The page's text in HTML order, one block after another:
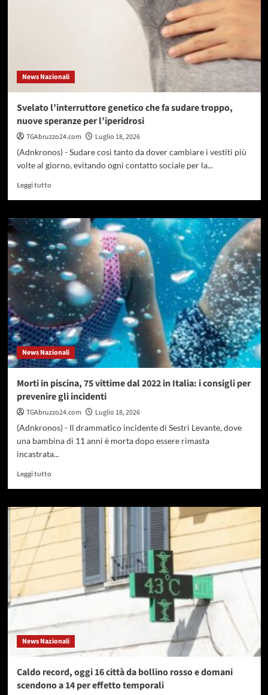
News Nazionali
Svelato l’interruttore genetico che fa sudare troppo,
nuove speranze per l’iperidrosi
TGAbruzzo24.com
Luglio 18, 2026
(Adnkronos) - Sudare così tanto da dover cambiare i vestiti più
volte al giorno, evitando ogni contatto sociale per la...
Leggi tuttoLeggi
su
Svelato
l’interruttore
genetico
che
fa
sudare
troppo,
nuove
speranze
per
l’iperidrosi
News Nazionali
Morti in piscina, 75 vittime dal 2022 in Italia: i consigli per
prevenire gli incidenti
TGAbruzzo24.com
Luglio 18, 2026
(Adnkronos) - Il drammatico incidente di Sestri Levante, dove
una bambina di 11 anni è morta dopo essere rimasta
incastrata...
Leggi tuttoLeggi
su
Morti
in
piscina,
vittime
dal
in
per
prevenire
incidenti
News Nazionali
Caldo record, oggi 16 città da bollino rosso e domani
scendono a 14 per effetto temporali